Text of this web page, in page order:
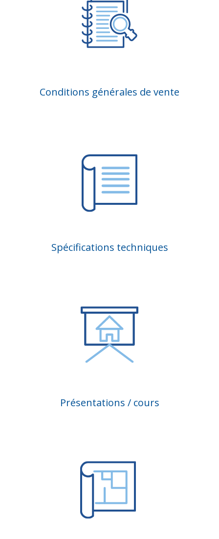
Conditions générales de vente
Spécifications techniques
Présentations / cours